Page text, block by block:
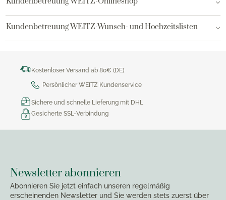
Kundenbetreuung WEITZ-Wunsch- und Hochzeitslisten
Kostenloser Versand ab 80€ (DE)
Persönlicher WEITZ Kundenservice
Sichere und schnelle Lieferung mit DHL
Gesicherte SSL-Verbindung
Newsletter abonnieren
Abonnieren Sie jetzt einfach unseren regelmäßig
erscheinenden Newsletter und Sie werden stets zuerst über